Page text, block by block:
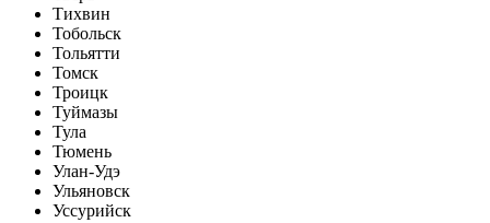
Тихвин
Тобольск
Тольятти
Томск
Троицк
Туймазы
Тула
Тюмень
Улан-Удэ
Ульяновск
Уссурийск